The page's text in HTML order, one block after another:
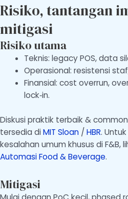
Risiko, tantangan
mitigasi
Risiko utama
Teknis: legacy POS, data
Operasional: resistensi
Finansial: cost overrun,
lock‑in.
Diskusi praktik terbaik &
tersedia di MIT Sloan / HBR.
kesalahan umum khusus di F&B,
Automasi Food & Beverage.
Mitigasi